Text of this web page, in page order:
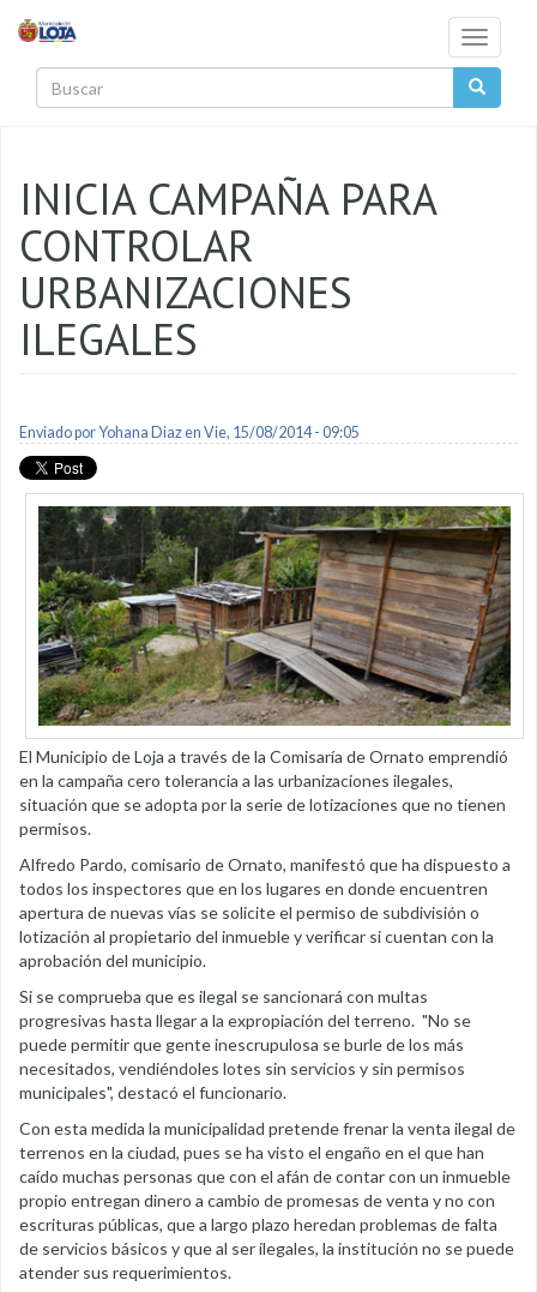
Toggle
INICIA CAMPAÑA PARA
CONTROLAR
URBANIZACIONES
ILEGALES
Enviado porYohana Diazen Vie, 15/08/2014 - 09:05
El Municipio de Loja a través de la Comisaría de Ornato emprendió
en la campaña cero tolerancia a las urbanizaciones ilegales,
situación que se adopta por la serie de lotizaciones que no tienen
permisos.
Alfredo Pardo, comisario de Ornato, manifestó que ha dispuesto a
todos los inspectores que en los lugares en donde encuentren
apertura de nuevas vías se solicite el permiso de subdivisión o
lotización al propietario del inmueble y verificar si cuentan con la
aprobación del municipio.
Si se comprueba que es ilegal se sancionará con multas
progresivas hasta llegar a la expropiación del terreno. "No se
puede permitir que gente inescrupulosa se burle de los más
necesitados, vendiéndoles lotes sin servicios y sin permisos
municipales", destacó el funcionario.
Con esta medida la municipalidad pretende frenar la venta ilegal de
terrenos en la ciudad, pues se ha visto el engaño en el que han
caído muchas personas que con el afán de contar con un inmueble
propio entregan dinero a cambio de promesas de venta y no con
escrituras públicas, que a largo plazo heredan problemas de falta
de servicios básicos y que al ser ilegales, la institución no se puede
atender sus requerimientos.